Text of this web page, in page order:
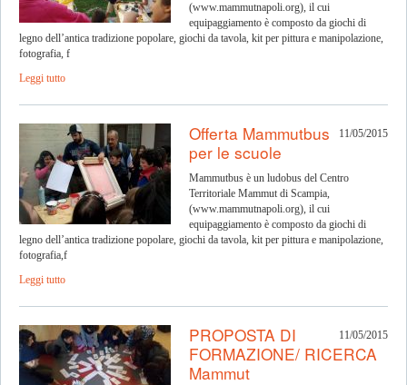
(www.mammutnapoli.org), il cui
equipaggiamento è composto da giochi di
legno dell’antica tradizione popolare, giochi da tavola, kit per pittura e manipolazione,
fotografia, f
Leggi tutto
11/05/2015
Offerta Mammutbus
per le scuole
Mammutbus è un ludobus del Centro
Territoriale Mammut di Scampia,
(www.mammutnapoli.org), il cui
equipaggiamento è composto da giochi di
legno dell’antica tradizione popolare, giochi da tavola, kit per pittura e manipolazione,
fotografia,f
Leggi tutto
11/05/2015
PROPOSTA DI
FORMAZIONE/ RICERCA
Mammut